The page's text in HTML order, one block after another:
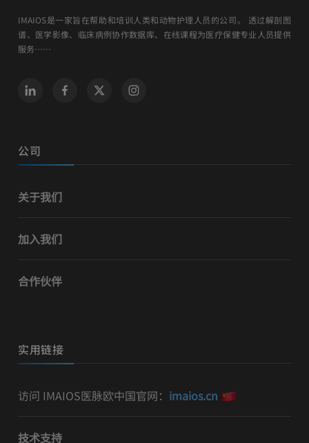
IMAIOS是一家旨在帮助和培训人类和动物护理人员的公司。 透过解剖图
谱、医学影像、临床病例协作数据库、在线课程为医疗保健专业人员提供
服务……
公司
关于我们
加入我们
合作伙伴
实用链接
访问 IMAIOS医脉欧中国官网： imaios.cn
技术支持